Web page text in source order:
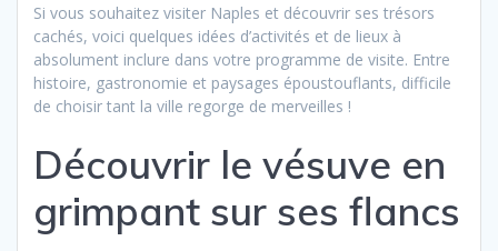
Si vous souhaitez visiter Naples et découvrir ses trésors
cachés, voici quelques idées d’activités et de lieux à
absolument inclure dans votre programme de visite. Entre
histoire, gastronomie et paysages époustouflants, difficile
de choisir tant la ville regorge de merveilles !
Découvrir le vésuve en
grimpant sur ses flancs